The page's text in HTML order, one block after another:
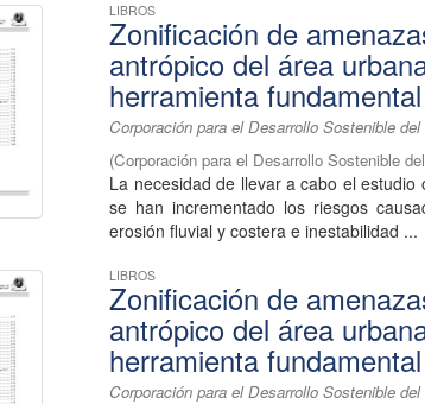
LIBROS
Zonificación de
antrópico del área
herramienta
Corporación para el Desarrollo Sostenible del
(Corporación para el Desarrollo Sostenible
La necesidad de llevar a cabo el
se han incrementado los riesgos
erosión fluvial y costera e inestabilidad ...
LIBROS
Zonificación de
antrópico del área
herramienta
Corporación para el Desarrollo Sostenible del